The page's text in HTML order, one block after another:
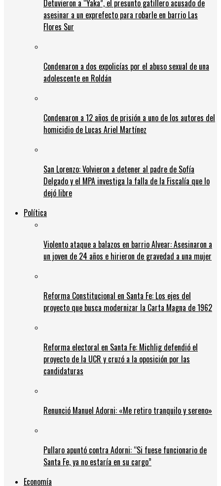
Detuvieron a “Yaka”, el presunto gatillero acusado de
asesinar a un exprefecto para robarle en barrio Las
Flores Sur
Condenaron a dos expolicías por el abuso sexual de una
adolescente en Roldán
Condenaron a 12 años de prisión a uno de los autores del
homicidio de Lucas Ariel Martínez
San Lorenzo: Volvieron a detener al padre de Sofía
Delgado y el MPA investiga la falla de la Fiscalía que lo
dejó libre
Política
Violento ataque a balazos en barrio Alvear: Asesinaron a
un joven de 24 años e hirieron de gravedad a una mujer
Reforma Constitucional en Santa Fe: Los ejes del
proyecto que busca modernizar la Carta Magna de 1962
Reforma electoral en Santa Fe: Michlig defendió el
proyecto de la UCR y cruzó a la oposición por las
candidaturas
Renunció Manuel Adorni: «Me retiro tranquilo y sereno»
Pullaro apuntó contra Adorni: “Si fuese funcionario de
Santa Fe, ya no estaría en su cargo”
Economía